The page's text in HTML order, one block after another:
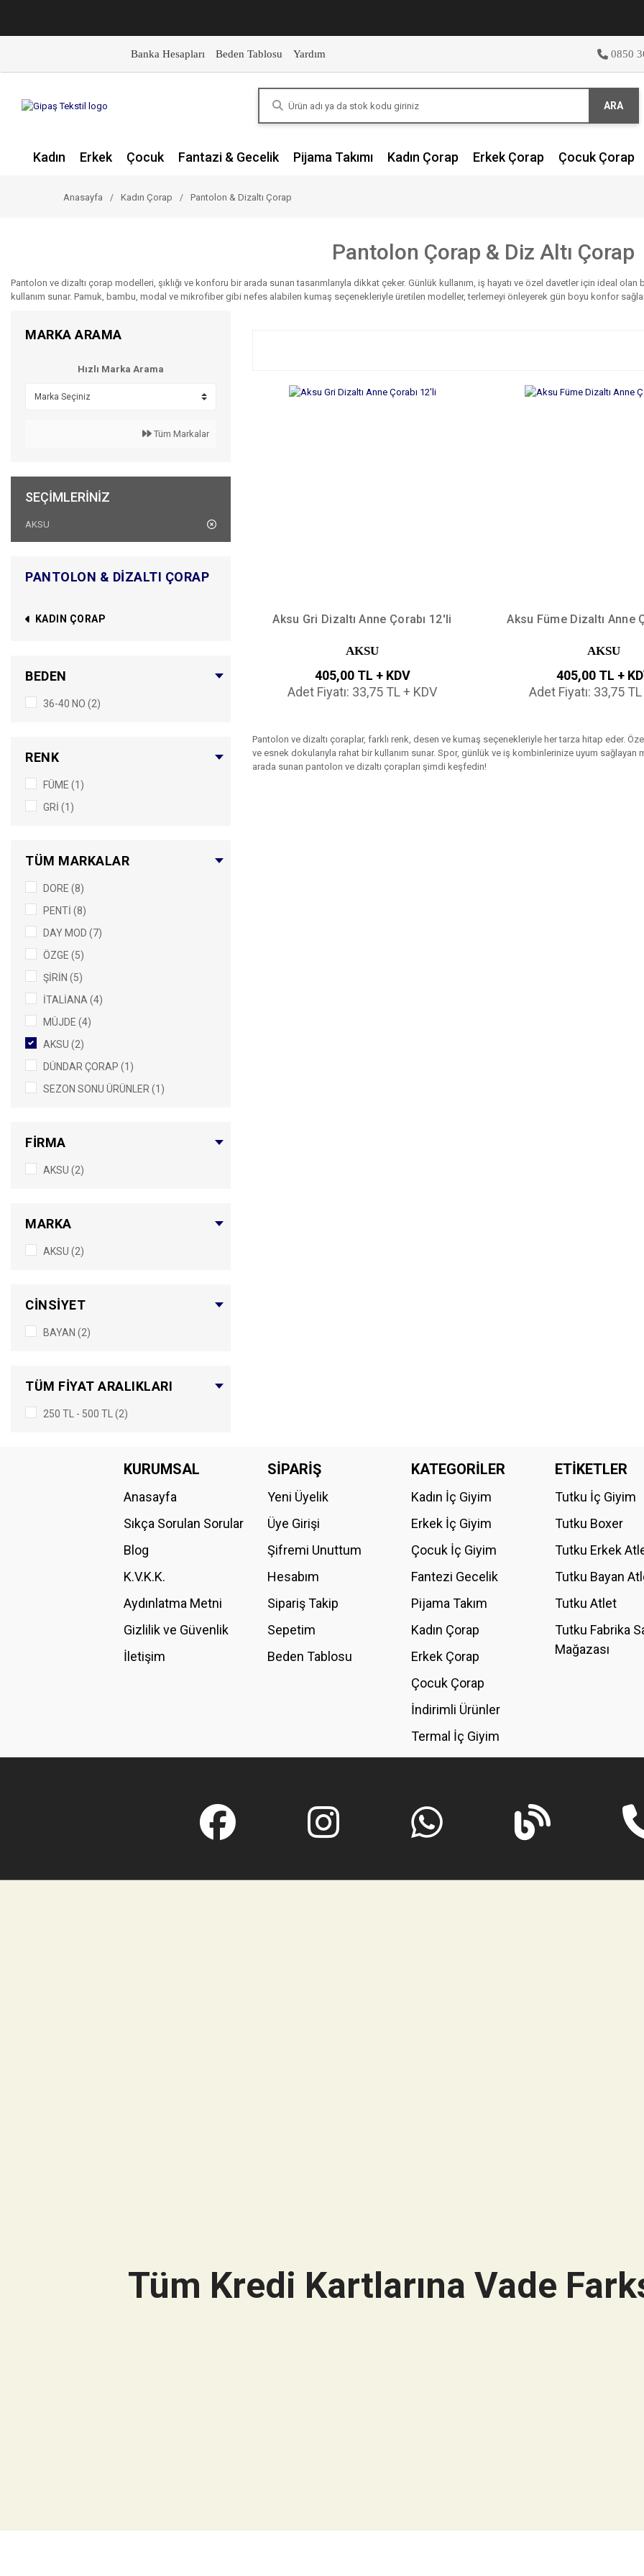
Banka Hesapları Beden Tablosu Yardım 0850
ARA
Kadın Erkek Çocuk Fantazi & Gecelik Pijama Takımı Kadın Çorap Erkek Çorap Çocuk Çorap
Anasayfa Kadın Çorap Pantolon & Dizaltı Çorap
Pantolon Çorap & Diz Altı Çorap
Pantolon ve dizaltı çorap modelleri, şıklığı ve konforu bir arada sunan tasarımlarıyla dikkat çeker. Günlük kullanım, iş hayatı ve özel davetler için ideal
kullanım sunar. Pamuk, bambu, modal ve mikrofiber gibi nefes alabilen kumaş seçenekleriyle üretilen modeller, terlemeyi önleyerek gün boyu konfor
MARKA ARAMA
Hızlı Marka Arama
Tüm Markalar
SEÇIMLERINIZ
AKSU
PANTOLON & DIZALTI ÇORAP
KADIN ÇORAP
BEDEN
36-40 NO (2)
RENK
FÜME (1)
GRİ (1)
TÜM MARKALAR
DORE (8)
PENTİ (8)
DAY MOD (7)
ÖZGE (5)
ŞİRİN (5)
İTALİANA (4)
MÜJDE (4)
AKSU (2)
DÜNDAR ÇORAP (1)
SEZON SONU ÜRÜNLER (1)
FİRMA
AKSU (2)
MARKA
AKSU (2)
CİNSİYET
BAYAN (2)
TÜM FIYAT ARALIKLARI
250 TL - 500 TL (2)
Aksu Gri Dizaltı Anne Çorabı 12'li
AKSU
405,00 TL + KDV
Adet Fiyatı: 33,75 TL + KDV
Aksu Füme Dizaltı Anne
AKSU
405,00 TL +
Adet Fiyatı: 33,75
Pantolon ve dizaltı çoraplar, farklı renk, desen ve kumaş seçenekleriyle her tarza hitap eder.
ve esnek dokularıyla rahat bir kullanım sunar. Spor, günlük ve iş kombinlerinize uyum
arada sunan pantolon ve dizaltı çorapları şimdi keşfedin!
KURUMSAL
Anasayfa
Sıkça Sorulan Sorular
Blog
K.V.K.K.
Aydınlatma Metni
Gizlilik ve Güvenlik
İletişim
SİPARİŞ
Yeni Üyelik
Üye Girişi
Şifremi Unuttum
Hesabım
Sipariş Takip
Sepetim
Beden Tablosu
KATEGORİLER
Kadın İç Giyim
Erkek İç Giyim
Çocuk İç Giyim
Fantezi Gecelik
Pijama Takım
Kadın Çorap
Erkek Çorap
Çocuk Çorap
İndirimli Ürünler
Termal İç Giyim
ETİKETLER
Tutku İç Giyim
Tutku Boxer
Tutku Erkek
Tutku Bayan
Tutku Atlet
Tutku Fabrika
Mağazası
Tüm Kredi Kartlarına Vade